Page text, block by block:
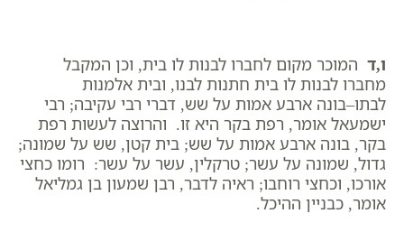
ו,ד המוכר מקום לחברו לבנות לו בית, וכן המקבל
מחברו לבנות לו בית חתנות לבנו, ובית אלמנות
לבתו–בונה ארבע אמות על שש, דברי רבי עקיבה; רבי
ישמעאל אומר, רפת בקר היא זו. והרוצה לעשות רפת
בקר, בונה ארבע אמות על שש; בית קטן, שש על שמונה;
גדול, שמונה על עשר; טרקלין, עשר על עשר: רומו כחצי
אורכו, וכחצי רוחבו; ראיה לדבר, רבן שמעון בן גמליאל
אומר, כבניין ההיכל.